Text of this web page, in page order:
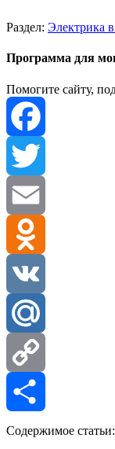
Раздел: Электрика
Программа для
Помогите сайту,
Facebook
Twitter
Email
Odnoklassniki
VK
Mail.Ru
Copy
Link
Отправить
Содержимое статьи: